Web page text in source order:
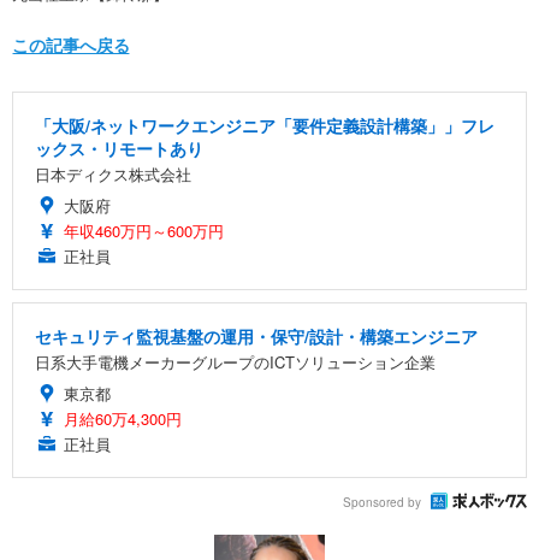
この記事へ戻る
「大阪/ネットワークエンジニア「要件定義設計構築」」フレ
ックス・リモートあり
日本ディクス株式会社
大阪府
年収460万円～600万円
正社員
セキュリティ監視基盤の運用・保守/設計・構築エンジニア
日系大手電機メーカーグループのICTソリューション企業
東京都
月給60万4,300円
正社員
Sponsored by